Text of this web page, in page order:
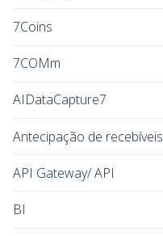
7Coins
7COMm
AIDataCapture7
Antecipação de recebíveis
API Gateway/ API
BI